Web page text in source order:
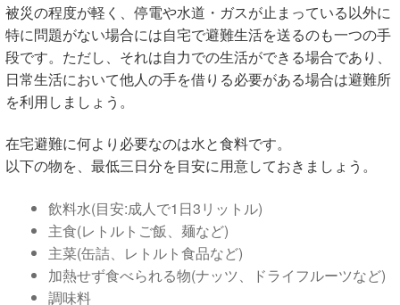
被災の程度が軽く、停電や水道・ガスが止まっている以外に
特に問題がない場合には自宅で避難生活を送るのも一つの手
段です。ただし、それは自力での生活ができる場合であり、
日常生活において他人の手を借りる必要がある場合は避難所
を利用しましょう。
在宅避難に何より必要なのは水と食料です。
以下の物を、最低三日分を目安に用意しておきましょう。
飲料水(目安:成人で1日3リットル)
主食(レトルトご飯、麺など)
主菜(缶詰、レトルト食品など)
加熱せず食べられる物(ナッツ、ドライフルーツなど)
調味料